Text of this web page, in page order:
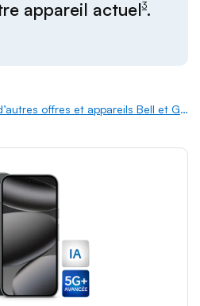
appareil actuel3.
Découvrir d’autres offres et appareils Bell et Google